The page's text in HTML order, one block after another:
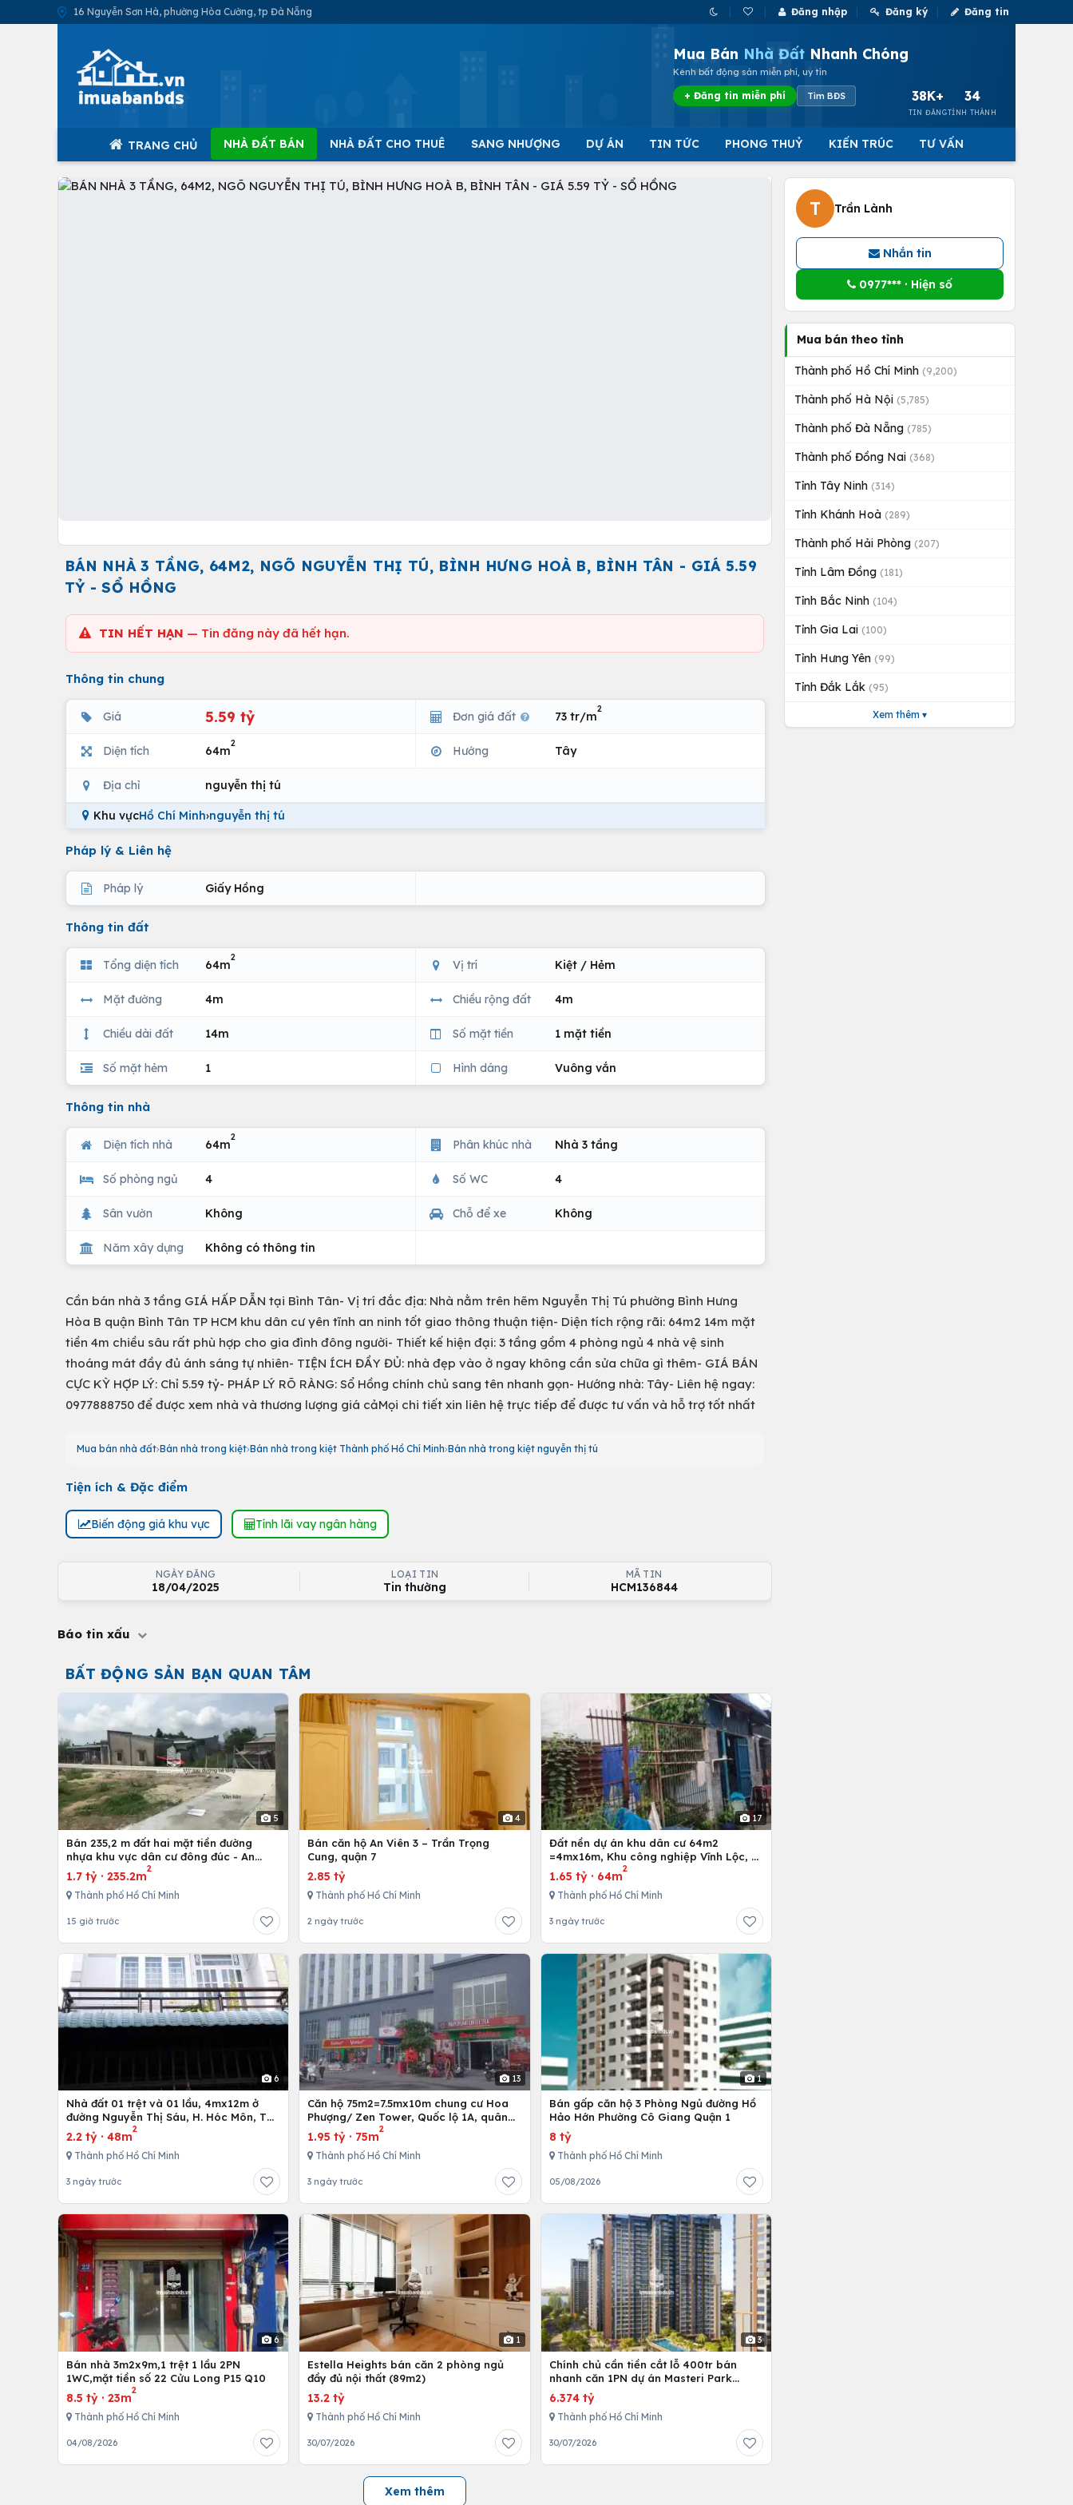
16 Nguyễn Sơn Hà, phường Hòa Cường, tp Đà Nẵng Đăng nhập Đăng ký Đăng tin
Mua Bán Nhà Đất Nhanh Chóng
Kênh bất động sản miễn phí, uy tín
+ Đăng tin miễn phí Tìm BĐS 38K+
TIN ĐĂNG
34
TỈNH THÀNH
TRANG CHỦ NHÀ ĐẤT BÁN NHÀ ĐẤT CHO THUÊ SANG NHƯỢNG DỰ ÁN TIN TỨC PHONG THUỶ KIẾN TRÚC TƯ VẤN
BÁN NHÀ 3 TẦNG, 64M2, NGÕ NGUYỄN THỊ TÚ, BÌNH HƯNG HOÀ B, BÌNH TÂN - GIÁ 5.59
TỶ - SỔ HỒNG
TIN HẾT HẠN — Tin đăng này đã hết hạn.
Thông tin chung
Giá 5.59 tỷ Đơn giá đất 73 tr/m
2
Diện tích 64m
2
Hướng Tây
Địa chỉ nguyễn thị tú
Khu vựcHồ Chí Minh›nguyễn thị tú
Pháp lý & Liên hệ
Pháp lý Giấy Hồng
Thông tin đất
Tổng diện tích 64m
2
Vị trí Kiệt / Hẻm
Mặt đường 4m Chiều rộng đất 4m
Chiều dài đất 14m Số mặt tiền 1 mặt tiền
Số mặt hẻm 1 Hình dáng Vuông vắn
Thông tin nhà
Diện tích nhà 64m
2
Phân khúc nhà Nhà 3 tầng
Số phòng ngủ 4 Số WC 4
Sân vườn Không Chỗ để xe Không
Năm xây dựng Không có thông tin
Cần bán nhà 3 tầng GIÁ HẤP DẪN tại Bình Tân- Vị trí đắc địa: Nhà nằm trên hẽm Nguyễn Thị Tú phường Bình Hưng
Hòa B quận Bình Tân TP HCM khu dân cư yên tĩnh an ninh tốt giao thông thuận tiện- Diện tích rộng rãi: 64m2 14m mặt
tiền 4m chiều sâu rất phù hợp cho gia đình đông người- Thiết kế hiện đại: 3 tầng gồm 4 phòng ngủ 4 nhà vệ sinh
thoáng mát đầy đủ ánh sáng tự nhiên- TIỆN ÍCH ĐẦY ĐỦ: nhà đẹp vào ở ngay không cần sửa chữa gì thêm- GIÁ BÁN
CỰC KỲ HỢP LÝ: Chỉ 5.59 tỷ- PHÁP LÝ RÕ RÀNG: Sổ Hồng chính chủ sang tên nhanh gọn- Hướng nhà: Tây- Liên hệ ngay:
0977888750 để được xem nhà và thương lượng giá cảMọi chi tiết xin liên hệ trực tiếp để được tư vấn và hỗ trợ tốt nhất
Mua bán nhà đất Bán nhà trong kiệt Bán nhà trong kiệt Thành phố Hồ Chí Minh Bán nhà trong kiệt nguyễn thị tú
Tiện ích & Đặc điểm
Biến động giá khu vực Tính lãi vay ngân hàng
NGÀY ĐĂNG
18/04/2025
LOẠI TIN
Tin thường
MÃ TIN
HCM136844
Báo tin xấu
BẤT ĐỘNG SẢN BẠN QUAN TÂM
5
Bán 235,2 m đất hai mặt tiền đường
nhựa khu vực dân cư đông đúc - An
nhứt-Long Điền - Bà Rịa
1.7 tỷ · 235.2m
2
Thành phố Hồ Chí Minh
15 giờ trước
4
Bán căn hộ An Viên 3 – Trần Trọng
Cung, quận 7
2.85 tỷ
Thành phố Hồ Chí Minh
2 ngày trước
17
Đất nền dự án khu dân cư 64m2
=4mx16m, Khu công nghiệp Vĩnh Lộc, H.
Bình Chánh, Tp. Hồ Chí Minh
1.65 tỷ· 64m
2
Thành phố Hồ Chí Minh
3 ngày trước
6
Nhà đất 01 trệt và 01 lầu, 4mx12m ở
đường Nguyễn Thị Sáu, H. Hóc Môn, Tp.
Hồ Chí Minh
2.2 tỷ · 48m
2
Thành phố Hồ Chí Minh
3 ngày trước
13
Căn hộ 75m2=7.5mx10m chung cư Hoa
Phượng/ Zen Tower, Quốc lộ 1A, quân
12,Tp. Hồ Chí Minh, Việt Nam
1.95 tỷ · 75m
2
Thành phố Hồ Chí Minh
3 ngày trước
1
Bán gấp căn hộ 3 Phòng Ngủ đường Hồ
Hảo Hớn Phường Cô Giang Quận 1
8 tỷ
Thành phố Hồ Chí Minh
05/08/2026
6
Bán nhà 3m2x9m,1 trệt 1 lầu 2PN
1WC,mặt tiền số 22 Cửu Long P15 Q10
8.5 tỷ · 23m
2
Thành phố Hồ Chí Minh
04/08/2026
1
Estella Heights bán căn 2 phòng ngủ
đầy đủ nội thất (89m2)
13.2 tỷ
Thành phố Hồ Chí Minh
30/07/2026
3
Chính chủ cần tiền cắt lỗ 400tr bán
nhanh căn 1PN dự án Masteri Park
Place
6.374 tỷ
Thành phố Hồ Chí Minh
30/07/2026
Xem thêm
T Trần Lành
Nhắn tin
0977*** · Hiện số
Mua bán theo tỉnh
Thành phố Hồ Chí Minh (9,200)
Thành phố Hà Nội (5,785)
Thành phố Đà Nẵng (785)
Thành phố Đồng Nai (368)
Tỉnh Tây Ninh (314)
Tỉnh Khánh Hoà (289)
Thành phố Hải Phòng (207)
Tỉnh Lâm Đồng (181)
Tỉnh Bắc Ninh (104)
Tỉnh Gia Lai (100)
Tỉnh Hưng Yên (99)
Tỉnh Đắk Lắk (95)
Xem thêm ▾